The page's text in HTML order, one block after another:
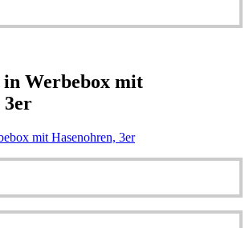
in Werbebox mit
3er
mit Hasenohren, 3er